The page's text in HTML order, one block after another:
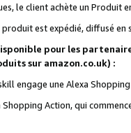
le client achète un Produit
est expédié, diffusé
pour les
sur amazon.co.uk) :
engage une Alexa
Action, qui